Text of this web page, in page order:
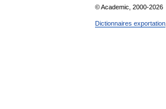
© Academic, 2000-2026
Dictionnaires exportation